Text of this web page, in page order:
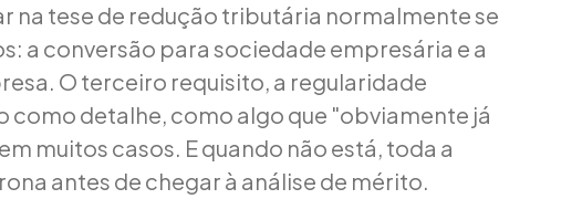
na tese de redução tributária normalmente se
a conversão para sociedade empresária e a
O terceiro requisito, a regularidade
como detalhe, como algo que "obviamente já
muitos casos. E quando não está, toda a
antes de chegar à análise de mérito.